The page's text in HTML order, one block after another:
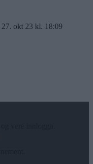
27. okt 23 kl. 18:09